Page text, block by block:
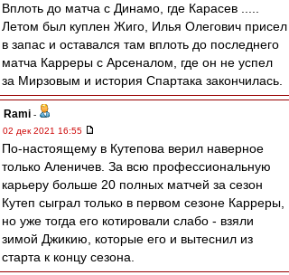
Вплоть до матча с Динамо, где Карасев .....
Летом был куплен Жиго, Илья Олегович присел
в запас и оставался там вплоть до последнего
матча Карреры с Арсеналом, где он не успел
за Мирзовым и история Спартака закончилась.
Rami -
02 дек 2021 16:55
По-настоящему в Кутепова верил наверное
только Аленичев. За всю профессиональную
карьеру больше 20 полных матчей за сезон
Кутеп сыграл только в первом сезоне Карреры,
но уже тогда его котировали слабо - взяли
зимой Джикию, которые его и вытеснил из
старта к концу сезона.